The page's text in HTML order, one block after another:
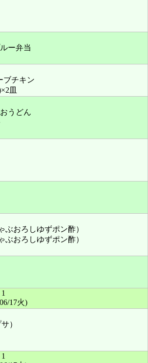
ー弁当
ブチキン
皿
うどん
おろしゆずポン酢）
おろしゆずポン酢）
1
17火)
）
1